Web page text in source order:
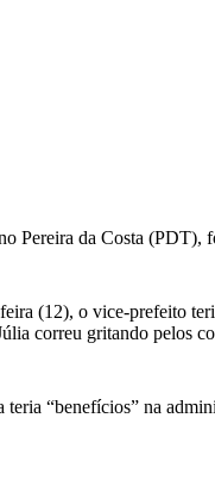
da Costa (PDT),
(12), o vice-prefeito
correu gritando pelos
“benefícios” na